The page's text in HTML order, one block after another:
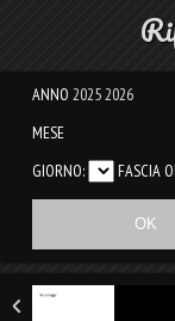
ANNO 20252026
MESE
GIORNO:
FASCIA